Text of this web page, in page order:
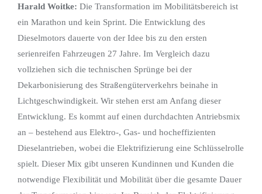
Harald Woitke: Die Transformation im Mobilitätsbereich ist
ein Marathon und kein Sprint. Die Entwicklung des
Dieselmotors dauerte von der Idee bis zu den ersten
serienreifen Fahrzeugen 27 Jahre. Im Vergleich dazu
vollziehen sich die technischen Sprünge bei der
Dekarbonisierung des Straßengüterverkehrs beinahe in
Lichtgeschwindigkeit. Wir stehen erst am Anfang dieser
Entwicklung. Es kommt auf einen durchdachten Antriebsmix
an – bestehend aus Elektro-, Gas- und hocheffizienten
Dieselantrieben, wobei die Elektrifizierung eine Schlüsselrolle
spielt. Dieser Mix gibt unseren Kundinnen und Kunden die
notwendige Flexibilität und Mobilität über die gesamte Dauer